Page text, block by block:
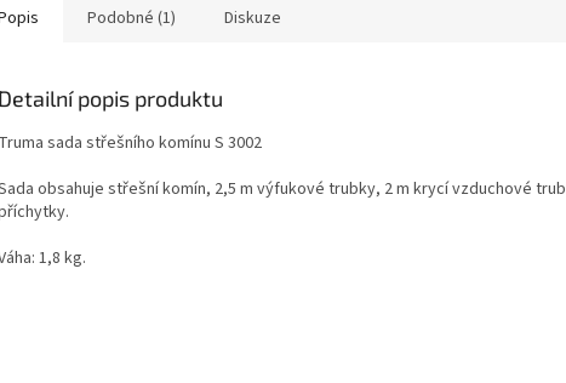
Podobné (1) Diskuze
Detailní popis produktu
Truma sada střešního komínu S 3002
obsahuje střešní komín, 2,5 m výfukové trubky, 2 m krycí vzduchové
1,8 kg.